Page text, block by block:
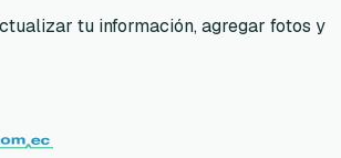
tu información, agregar fotos y